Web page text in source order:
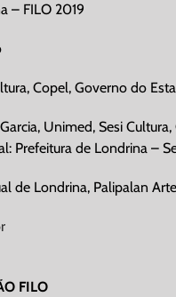
– FILO 2019
Copel, Governo do
Unimed, Sesi
Prefeitura de Londrina –
de Londrina, Palipalan
FILO